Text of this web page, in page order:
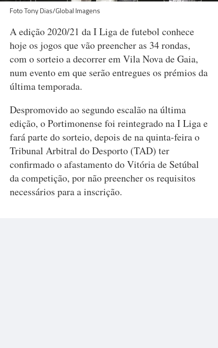
Foto Tony Dias/Global Imagens
A edição 2020/21 da I Liga de futebol conhece
hoje os jogos que vão preencher as 34 rondas,
com o sorteio a decorrer em Vila Nova de Gaia,
num evento em que serão entregues os prémios da
última temporada.
Despromovido ao segundo escalão na última
edição, o Portimonense foi reintegrado na I Liga e
fará parte do sorteio, depois de na quinta-feira o
Tribunal Arbitral do Desporto (TAD) ter
confirmado o afastamento do Vitória de Setúbal
da competição, por não preencher os requisitos
necessários para a inscrição.